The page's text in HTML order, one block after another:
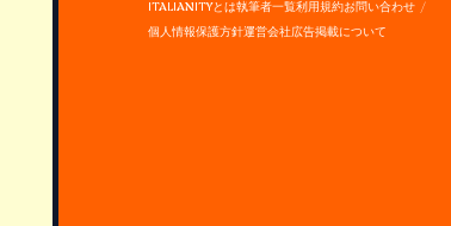
ITALIANITYとは執筆者一覧利用規約お問い合わせ
個人情報保護方針運営会社広告掲載について